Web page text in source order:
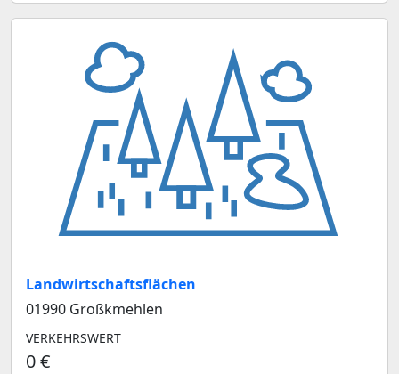
Landwirtschaftsflächen
01990 Großkmehlen
VERKEHRSWERT
0 €